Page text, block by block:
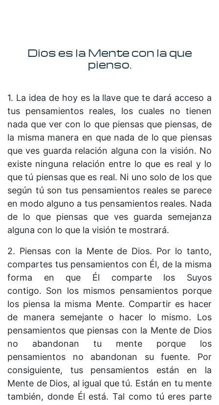
Dios es la Mente con la que
pienso.
1. La idea de hoy es la llave que te dará acceso a
tus pensamientos reales, los cuales no tienen
nada que ver con lo que piensas que piensas, de
la misma manera en que nada de lo que piensas
que ves guarda relación alguna con la visión. No
existe ninguna relación entre lo que es real y lo
que tú piensas que es real. Ni uno solo de los que
según tú son tus pensamientos reales se parece
en modo alguno a tus pensamientos reales. Nada
de lo que piensas que ves guarda semejanza
alguna con lo que la visión te mostrará.
2. Piensas con la Mente de Dios. Por lo tanto,
compartes tus pensamientos con Él, de la misma
forma en que Él comparte los Suyos
contigo. Son los mismos pensamientos porque
los piensa la misma Mente. Compartir es hacer
de manera semejante o hacer lo mismo. Los
pensamientos que piensas con la Mente de Dios
no abandonan tu mente porque los
pensamientos no abandonan su fuente. Por
consiguiente, tus pensamientos están en la
Mente de Dios, al igual que tú. Están en tu mente
también, donde Él está. Tal como tú eres parte